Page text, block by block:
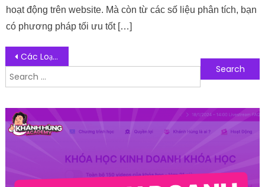
hoạt động trên website. Mà còn từ các số liệu phân tích, bạn
có phương pháp tối ưu tốt […]
Post navigation
Các Loại Máy Phát Điện Dành Cho Công Trình Phổ Biến Nhất Hiện Nay
Search for:
Follow